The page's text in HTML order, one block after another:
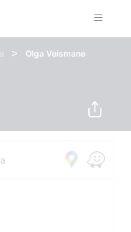
> Olga Veismane